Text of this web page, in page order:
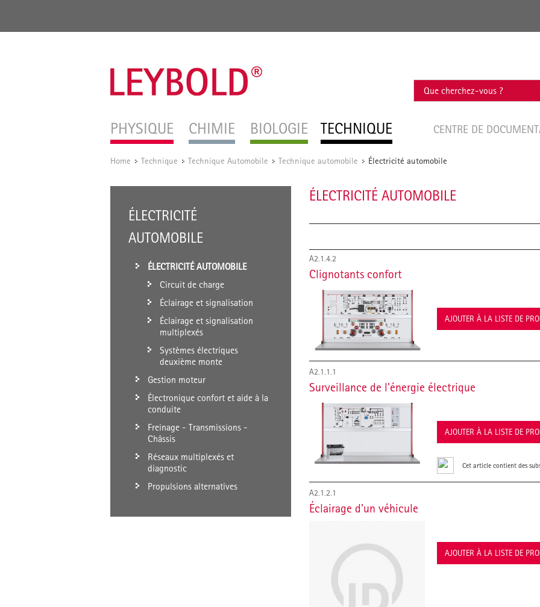
PHYSIQUE CHIMIE BIOLOGIE TECHNIQUE CENTRE DE
Home / Technique / Technique Automobile / Technique automobile / Électricité automobile
ÉLECTRICITÉ AUTOMOBILE
A2.1.4.2
Clignotants confort
AJOUTER À LA LISTE DE
A2.1.1.1
Surveillance de l'énergie électrique
AJOUTER À LA LISTE DE
Cet article contient des
A2.1.2.1
Éclairage d'un véhicule
AJOUTER À LA LISTE DE
ÉLECTRICITÉ
AUTOMOBILE
ÉLECTRICITÉ AUTOMOBILE
Circuit de charge
Éclairage et signalisation
Éclairage et signalisation
multiplexés
Systèmes électriques
deuxième monte
Gestion moteur
Électronique confort et aide à la
conduite
Freinage - Transmissions -
Châssis
Réseaux multiplexés et
diagnostic
Propulsions alternatives